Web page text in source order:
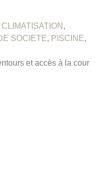
CLIMATISATION ,
SOCIETE, PISCINE,
et accès à la cour